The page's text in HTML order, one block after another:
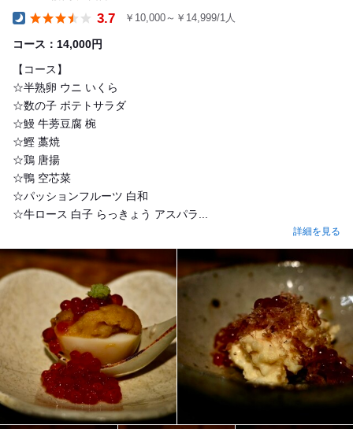
3.7 ￥10,000～￥14,999/1人
コース：14,000円
【コース】
☆半熟卵 ウニ いくら
☆数の子 ポテトサラダ
☆鰻 牛蒡豆腐 椀
☆鰹 藁焼
☆鶏 唐揚
☆鴨 空芯菜
☆パッションフルーツ 白和
☆牛ロース 白子 らっきょう アスパラ...
詳細を見る